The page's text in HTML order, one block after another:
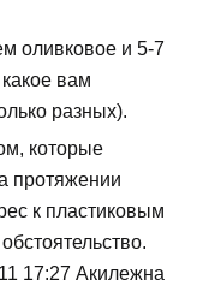
оливковое и 5-7
вам
разных).
которые
протяжении
к пластиковым
17:27 Акилежна